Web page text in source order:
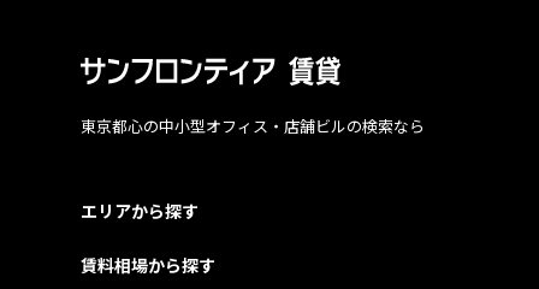
東京都心の中小型オフィス・店舗ビルの検索なら
エリアから探す
賃料相場から探す